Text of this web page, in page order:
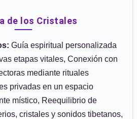
de los Cristales
Guía espiritual personalizada
etapas vitales, Conexión con
mediante rituales
privadas en un espacio
místico, Reequilibrio de
cristales y sonidos tibetanos,